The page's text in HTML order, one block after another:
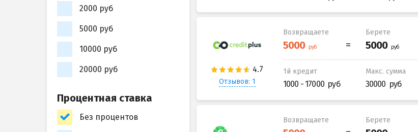
Отзывов: 1
Возвращаете Берете
1й кредит
1000 - 17000
Макс. сумма
30000
Возвращаете Берете
2000 руб
5000 руб
10000 руб
20000 руб
Процентная ставка
Без процентов